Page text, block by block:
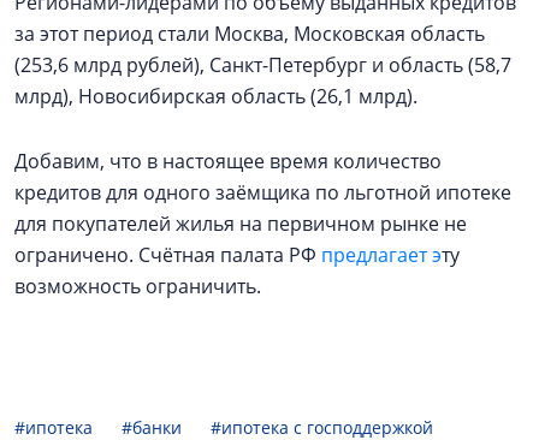
за этот период стали Москва, Московская область
(253,6 млрд рублей), Санкт-Петербург и область (58,7
млрд), Новосибирская область (26,1 млрд).
Добавим, что в настоящее время количество
кредитов для одного заёмщика по льготной ипотеке
для покупателей жилья на первичном рынке не
ограничено. Счётная палата РФ предлагает эту
возможность ограничить.
#ипотека #банки #ипотека с господдержкой